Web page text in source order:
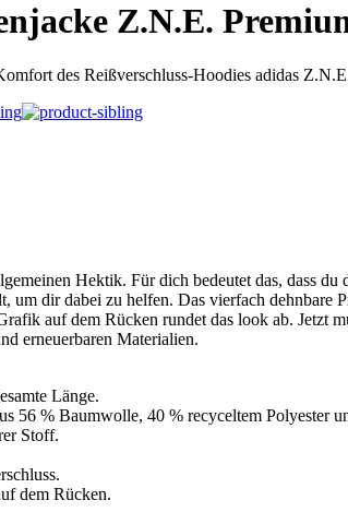
Z.N.E.
des Reißverschluss-Hoodies adidas
Hektik. Für dich bedeutet das, dass
um dir dabei zu helfen. Das vierfach
auf dem Rücken rundet das look ab. Jetzt
erneuerbaren Materialien.
Länge.
56 % Baumwolle, 40 % recyceltem Polyester
Stoff.
dem Rücken.